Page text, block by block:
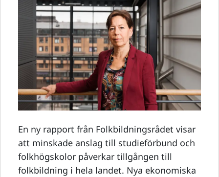
En ny rapport från Folkbildningsrådet visar
att minskade anslag till studieförbund och
folkhögskolor påverkar tillgången till
folkbildning i hela landet. Nya ekonomiska